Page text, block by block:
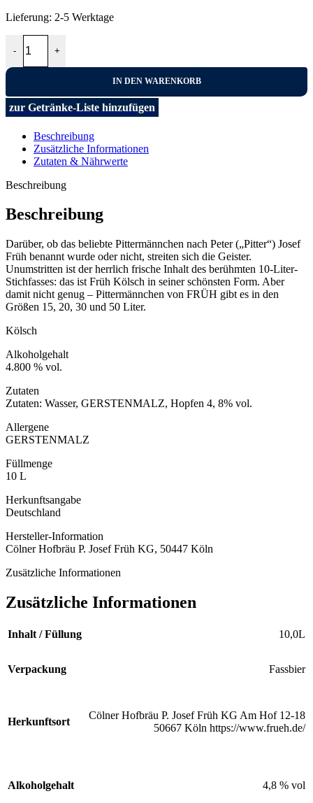
Lieferung: 2-5 Werktage
- +
IN DEN WARENKORB
zur Getränke-Liste hinzufügen
Beschreibung
Zusätzliche Informationen
Zutaten & Nährwerte
Beschreibung
Beschreibung
Darüber, ob das beliebte Pittermännchen nach Peter („Pitter“) Josef
Früh benannt wurde oder nicht, streiten sich die Geister.
Unumstritten ist der herrlich frische Inhalt des berühmten 10-Liter-
Stichfasses: das ist Früh Kölsch in seiner schönsten Form. Aber
damit nicht genug – Pittermännchen von FRÜH gibt es in den
Größen 15, 20, 30 und 50 Liter.
Kölsch
Alkoholgehalt
4.800 % vol.
Zutaten
Zutaten: Wasser, GERSTENMALZ, Hopfen 4, 8% vol.
Allergene
GERSTENMALZ
Füllmenge
10 L
Herkunftsangabe
Deutschland
Hersteller-Information
Cölner Hofbräu P. Josef Früh KG, 50447 Köln
Zusätzliche Informationen
Zusätzliche Informationen
Inhalt / Füllung 10,0L
Verpackung Fassbier
Herkunftsort
Cölner Hofbräu P. Josef Früh KG Am Hof 12-18
50667 Köln https://www.frueh.de/
Alkoholgehalt 4,8 % vol